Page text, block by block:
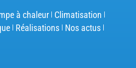
à chaleur Climatisation
Réalisations Nos actus